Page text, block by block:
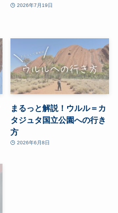
2026年7月19日
まるっと解説！ウルル＝カ
タジュタ国立公園への行き
方
2026年6月8日